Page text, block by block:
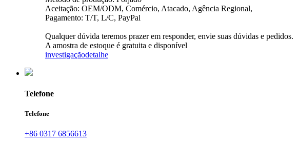
Aceitação: OEM/ODM, Comércio, Atacado, Agência Regional,
Pagamento: T/T, L/C, PayPal
Qualquer dúvida teremos prazer em responder, envie suas dúvidas e pedidos.
A amostra de estoque é gratuita e disponível
investigaçãodetalhe
Telefone
Telefone
+86 0317 6856613